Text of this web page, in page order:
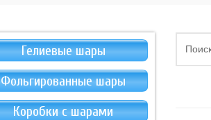
Гелиевые шары
Фольгированные шары
Коробки с шарами